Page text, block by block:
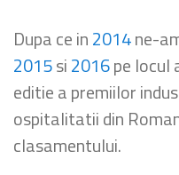
Dupa ce in2014ne-
2015si2016pe locul
editie a premiilor
ospitalitatii din
clasamentului.